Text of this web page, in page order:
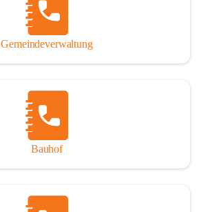
Gemeindeverwaltung
Bauhof